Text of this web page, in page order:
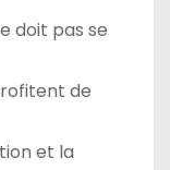
doit pas se
de
et la